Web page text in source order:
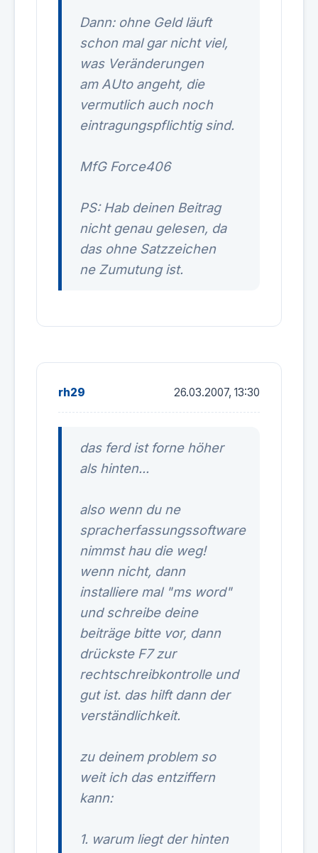
Dann: ohne Geld läuft
schon mal gar nicht viel,
was Veränderungen
am AUto angeht, die
vermutlich auch noch
eintragungspflichtig sind.
MfG Force406
PS: Hab deinen Beitrag
nicht genau gelesen, da
das ohne Satzzeichen
ne Zumutung ist.
rh29 26.03.2007, 13:30
das ferd ist forne höher
als hinten...
also wenn du ne
spracherfassungssoftware
nimmst hau die weg!
wenn nicht, dann
installiere mal "ms word"
und schreibe deine
beiträge bitte vor, dann
drückste F7 zur
rechtschreibkontrolle und
gut ist. das hilft dann der
verständlichkeit.
zu deinem problem so
weit ich das entziffern
kann:
1. warum liegt der hinten